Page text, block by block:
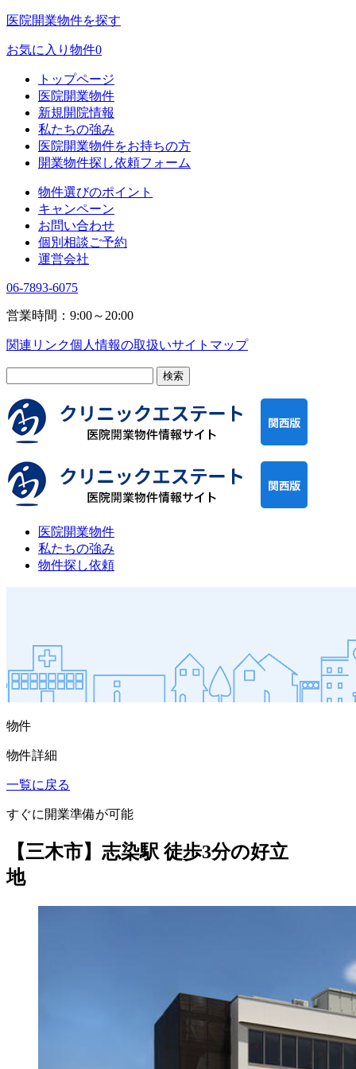
医院開業物件を探す
お気に入り物件0
トップページ
医院開業物件
新規開院情報
私たちの強み
医院開業物件をお持ちの方
開業物件探し依頼フォーム
物件選びのポイント
キャンペーン
お問い合わせ
個別相談ご予約
運営会社
06-7893-6075
営業時間：9:00～20:00
関連リンク個人情報の取扱いサイトマップ
医院開業物件
私たちの強み
物件探し依頼
物件
物件詳細
一覧に戻る
すぐに開業準備が可能
【三木市】志染駅 徒歩3分の好立
地